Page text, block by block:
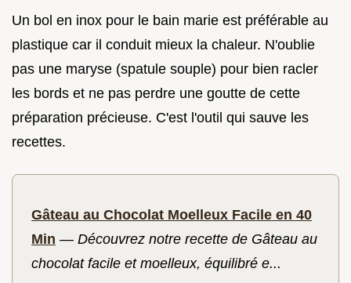
Un bol en inox pour le bain marie est préférable au
plastique car il conduit mieux la chaleur. N'oublie
pas une maryse (spatule souple) pour bien racler
les bords et ne pas perdre une goutte de cette
préparation précieuse. C'est l'outil qui sauve les
recettes.
Gâteau au Chocolat Moelleux Facile en 40
Min — Découvrez notre recette de Gâteau au
chocolat facile et moelleux, équilibré e...